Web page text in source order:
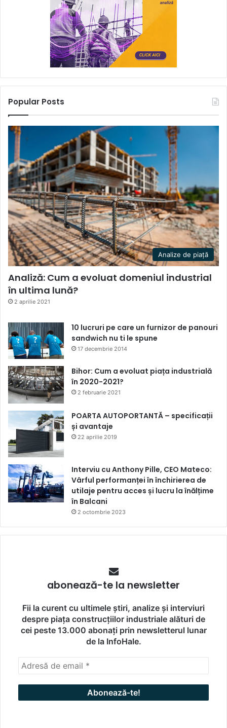
Popular Posts
Analize de piață
Analiză: Cum a evoluat domeniul industrial
în ultima lună?
2 aprilie 2021
10 lucruri pe care un furnizor de panouri
sandwich nu ti le spune
17 decembrie 2014
Bihor: Cum a evoluat piața industrială
în 2020-2021?
2 februarie 2021
POARTA AUTOPORTANTĂ – specificații
și avantaje
22 aprilie 2019
Interviu cu Anthony Pille, CEO Mateco:
Vârful performanței în închirierea de
utilaje pentru acces și lucru la înălțime
în Balcani
2 octombrie 2023
abonează-te la newsletter
Fii la curent cu ultimele știri, analize și interviuri
despre piața construcțiilor industriale alături de
cei peste 13.000 abonați prin newsletterul lunar
de la InfoHale.